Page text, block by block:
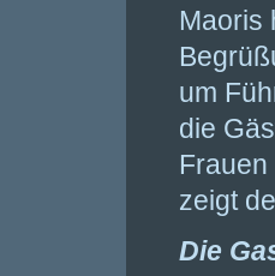
Maoris
um
die
zeigt
Die